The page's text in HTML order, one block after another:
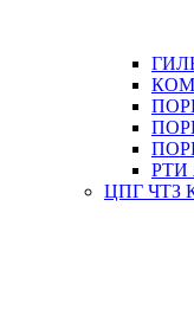
РТИ
ЦПГ ЧТЗ